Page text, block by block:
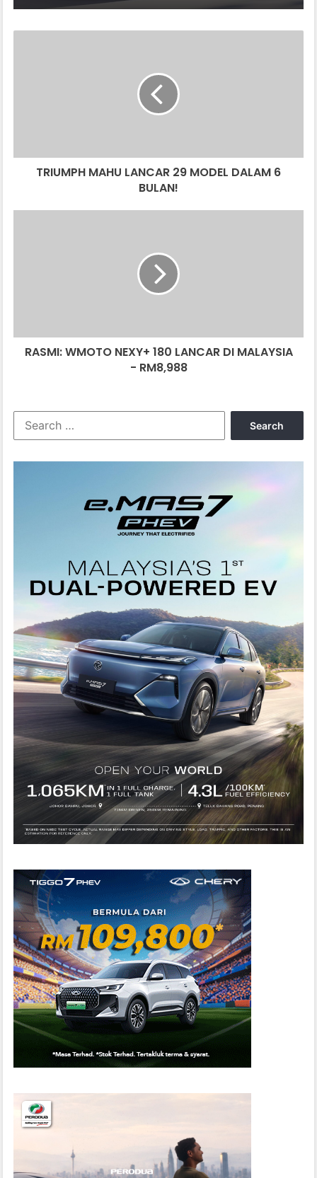
TRIUMPH MAHU LANCAR 29 MODEL DALAM 6
BULAN!
RM8,988
RASMI: WMOTO NEXY+ 180 LANCAR DI MALAYSIA
- RM8,988